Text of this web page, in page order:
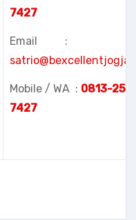
7427
Email :
Mobile / WA : 0813-
7427